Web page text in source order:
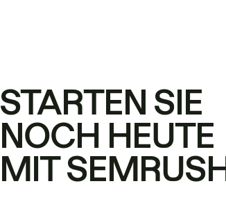
STARTEN SIE
NOCH HEUTE
MIT